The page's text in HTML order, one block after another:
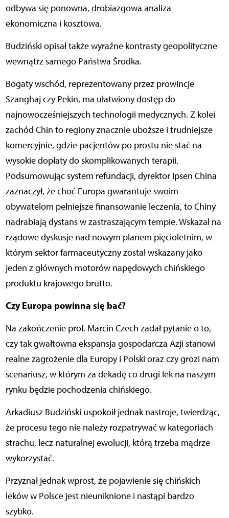
odbywa się ponowna, drobiazgowa analiza
ekonomiczna i kosztowa.
Budziński opisał także wyraźne kontrasty geopolityczne
wewnątrz samego Państwa Środka.
Bogaty wschód, reprezentowany przez prowincje
Szanghaj czy Pekin, ma ułatwiony dostęp do
najnowocześniejszych technologii medycznych. Z kolei
zachód Chin to regiony znacznie uboższe i trudniejsze
komercyjnie, gdzie pacjentów po prostu nie stać na
wysokie dopłaty do skomplikowanych terapii.
Podsumowując system refundacji, dyrektor Ipsen China
zaznaczył, że choć Europa gwarantuje swoim
obywatelom pełniejsze finansowanie leczenia, to Chiny
nadrabiają dystans w zastraszającym tempie. Wskazał na
rządowe dyskusje nad nowym planem pięcioletnim, w
którym sektor farmaceutyczny został wskazany jako
jeden z głównych motorów napędowych chińskiego
produktu krajowego brutto.
Czy Europa powinna się bać?
Na zakończenie prof. Marcin Czech zadał pytanie o to,
czy tak gwałtowna ekspansja gospodarcza Azji stanowi
realne zagrożenie dla Europy i Polski oraz czy grozi nam
scenariusz, w którym za dekadę co drugi lek na naszym
rynku będzie pochodzenia chińskiego.
Arkadiusz Budziński uspokoił jednak nastroje, twierdząc,
że procesu tego nie należy rozpatrywać w kategoriach
strachu, lecz naturalnej ewolucji, którą trzeba mądrze
wykorzystać.
Przyznał jednak wprost, że pojawienie się chińskich
leków w Polsce jest nieuniknione i nastąpi bardzo
szybko.